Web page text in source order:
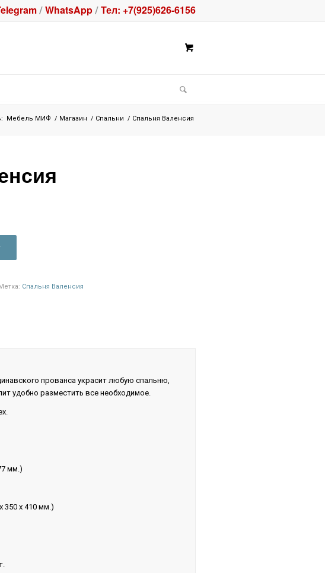
/ WhatsApp / Тел: +7(925)626-6156
Мебель МИФ / Магазин / Спальни / Спальня Валенсия
Метка: Спальня Валенсия
прованса украсит любую спальню,
удобно разместить все необходимое.
мм.)
350 х 410 мм.)